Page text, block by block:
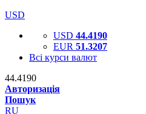
USD
USD 44.4190
EUR 51.3207
Всі курси валют
44.4190
Авторизація
Пошук
RU